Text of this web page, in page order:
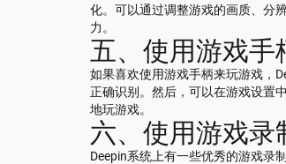
化。可以通过调整游戏的画质、分
力。
五、使用游戏手
如果喜欢使用游戏手柄来玩游戏，
正确识别。然后，可以在游戏设置
地玩游戏。
六、使用游戏录
Deepin系统上有一些优秀的游戏录